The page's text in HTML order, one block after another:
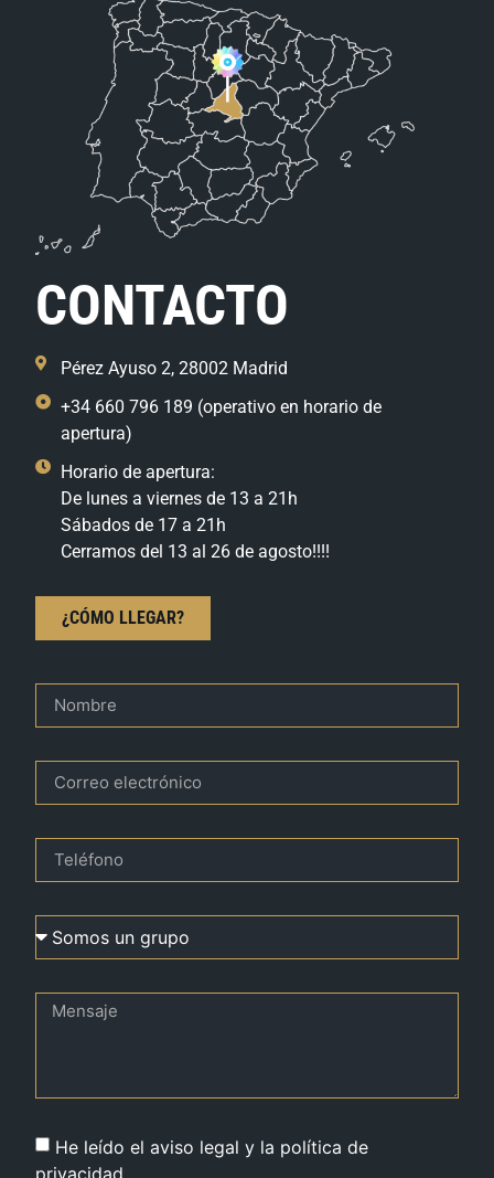
CONTACTO
Pérez Ayuso 2, 28002 Madrid
+34 660 796 189 (operativo en horario de
apertura)
Horario de apertura:
De lunes a viernes de 13 a 21h
Sábados de 17 a 21h
Cerramos del 13 al 26 de agosto!!!!
¿CÓMO LLEGAR?
He leído el aviso legal y la política de
privacidad